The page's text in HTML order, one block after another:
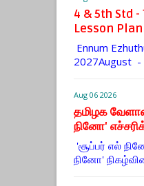
4 & 5th Std -
Lesson
Ennum
2027August -
Aug 06 2026
தமிழக
நினோ'
'சூப்பர் எல்
நினோ'